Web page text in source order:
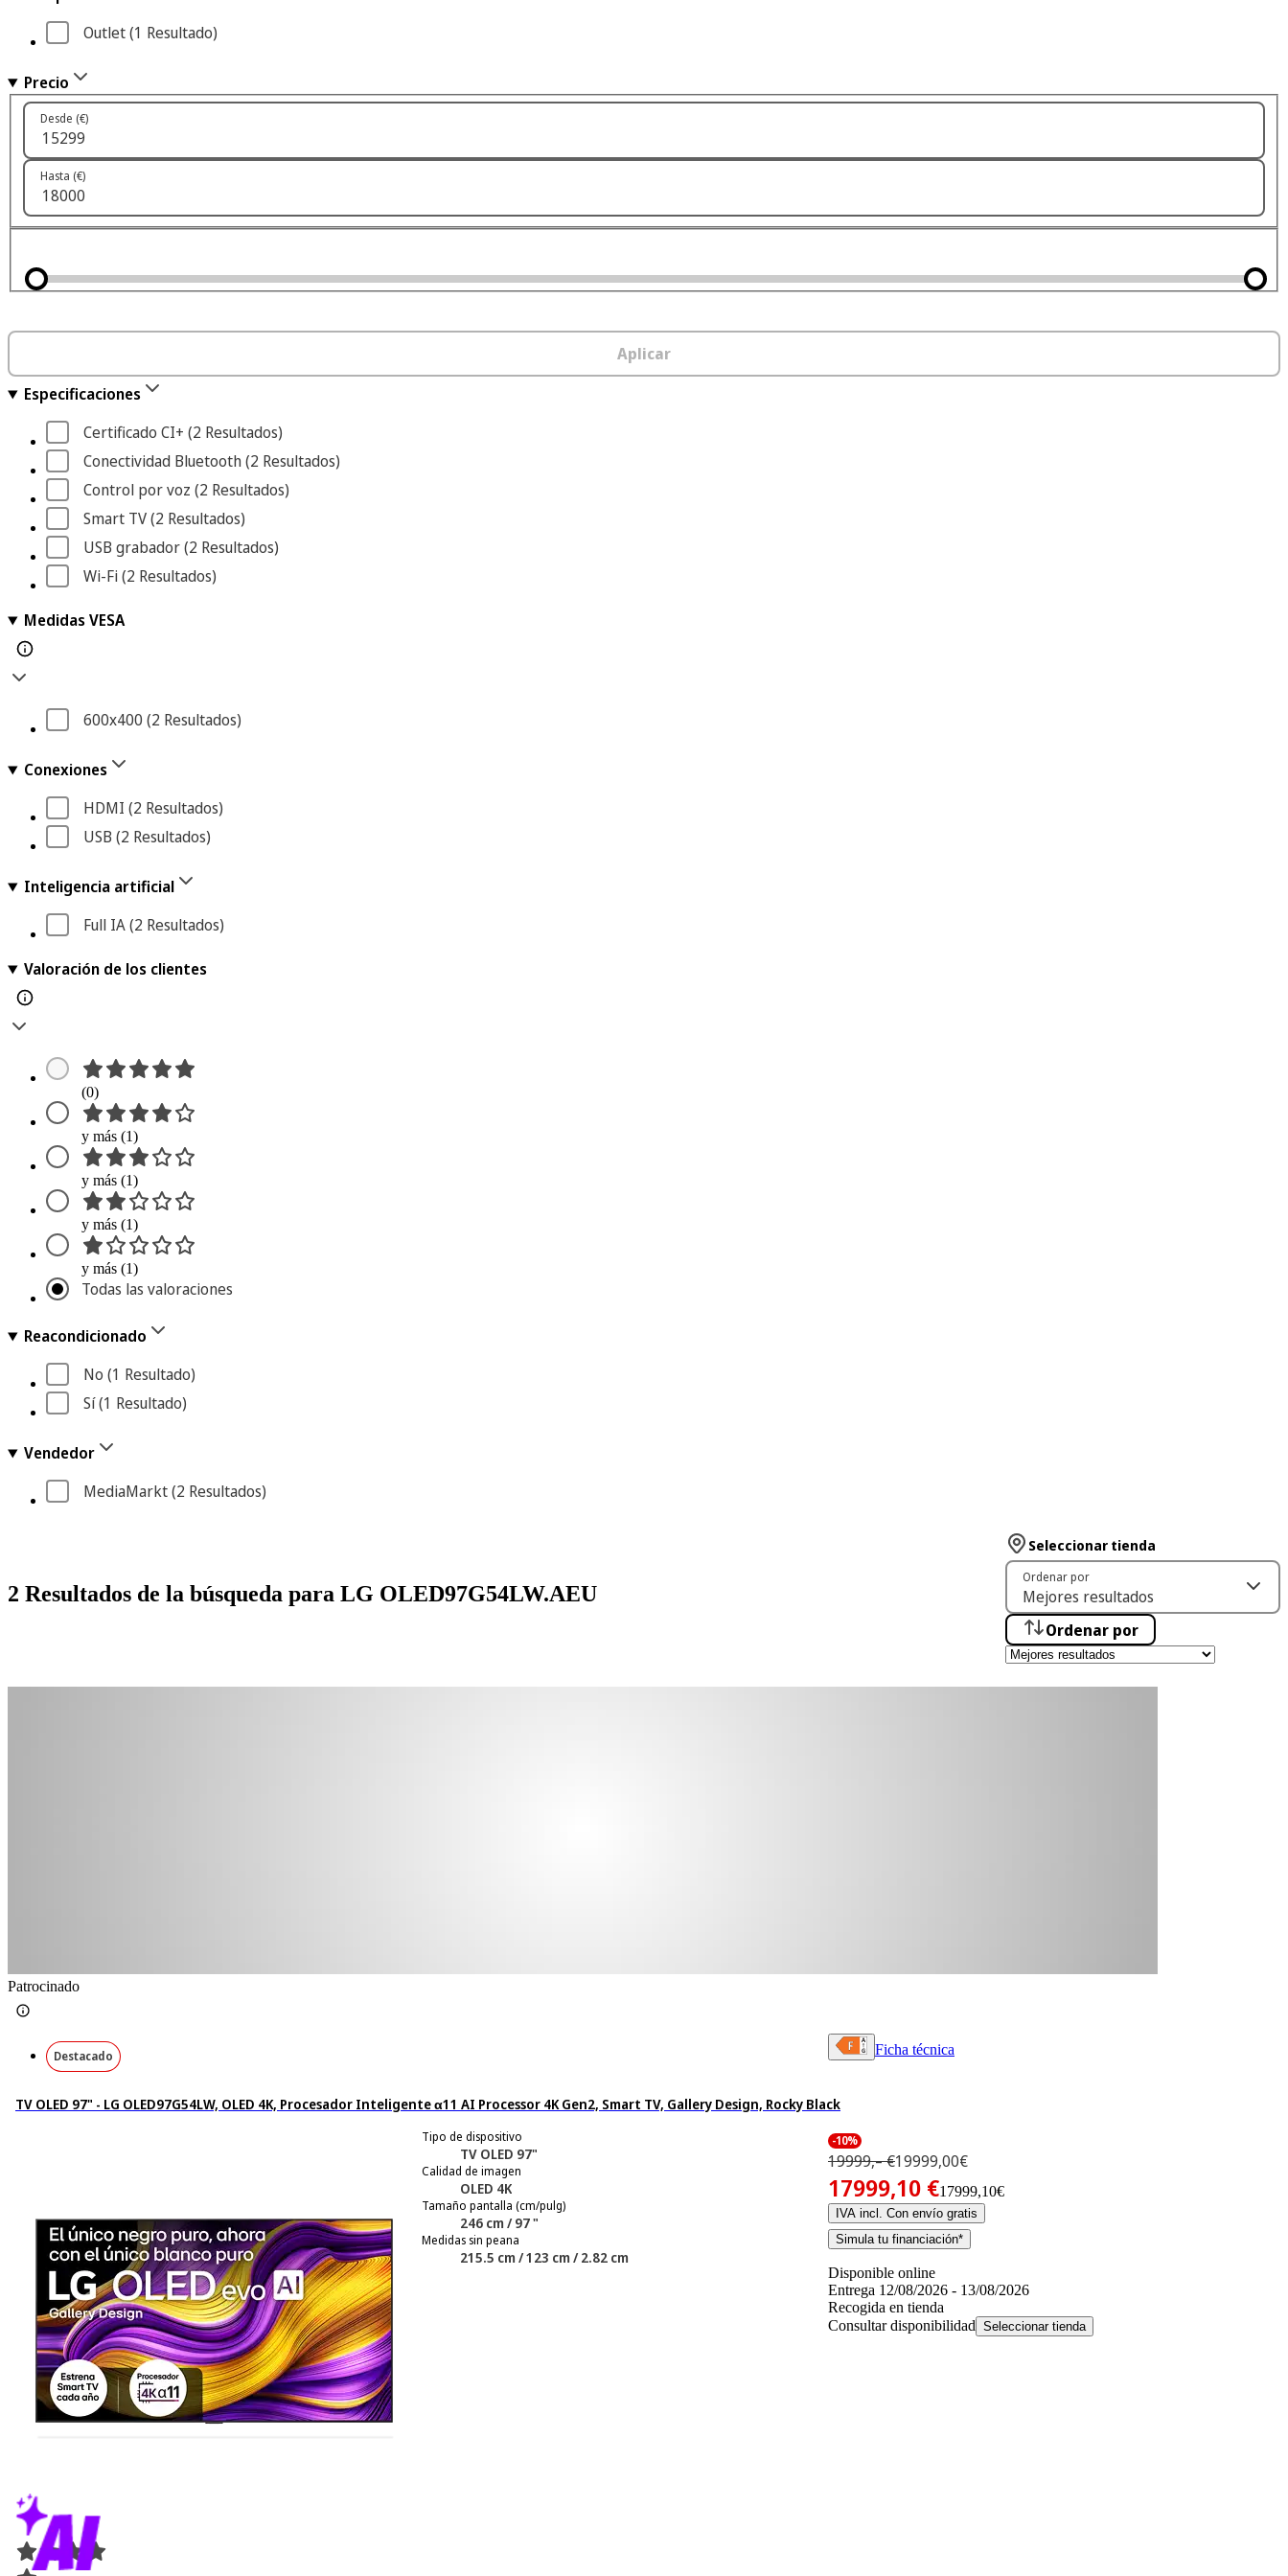
Outlet (1 Resultado)
Precio
Desde (€)
Hasta (€)
Aplicar
Especificaciones
Certificado CI+ (2 Resultados)
Conectividad Bluetooth (2 Resultados)
Control por voz (2 Resultados)
Smart TV (2 Resultados)
USB grabador (2 Resultados)
Wi-Fi (2 Resultados)
Medidas VESA
600x400 (2 Resultados)
Conexiones
HDMI (2 Resultados)
USB (2 Resultados)
Inteligencia artificial
Full IA (2 Resultados)
Valoración de los clientes
(0)
y más (1)
y más (1)
y más (1)
y más (1)
Todas las valoraciones
Reacondicionado
No (1 Resultado)
Sí (1 Resultado)
Vendedor
MediaMarkt (2 Resultados)
2 Resultados de la búsqueda para LG OLED97G54LW.AEU
Seleccionar tienda
Ordenar por
Ordenar por
Patrocinado
Destacado Ficha técnica
TV OLED 97" - LG OLED97G54LW, OLED 4K, Procesador Inteligente α11 AI Processor 4K Gen2, Smart TV, Gallery Design, Rocky Black
Tipo de dispositivo
TV OLED 97"
Calidad de imagen
OLED 4K
Tamaño pantalla (cm/pulg)
246 cm / 97 "
Medidas sin peana
215.5 cm / 123 cm / 2.82 cm
-10%
19999,– €19999,00€
17999,10 €17999,10€
IVA incl. Con envío gratis
Simula tu financiación*
Disponible online
Entrega 12/08/2026 - 13/08/2026
Recogida en tienda
Consultar disponibilidad Seleccionar tienda